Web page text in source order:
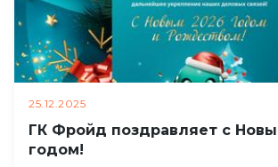
25.12.2025
ГК Фройд поздравляет с
годом!